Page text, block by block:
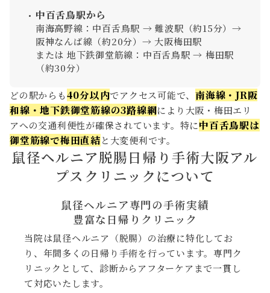
中百舌鳥駅から
南海高野線：中百舌鳥駅 → 難波駅（約15分）→
阪神なんば線（約20分）→ 大阪梅田駅
または 地下鉄御堂筋線：中百舌鳥駅 → 梅田駅
（約30分）
どの駅からも40分以内でアクセス可能で、 南海線・JR阪
和線・地下鉄御堂筋線の3路線網により大阪・梅田エリ
アへの交通利便性が確保されています。特に中百舌鳥駅は
御堂筋線で梅田直結と大変便利です。
鼠径ヘルニア脱腸日帰り手術大阪アル
プスクリニックについて
鼠径ヘルニア専門の手術実績
豊富な日帰りクリニック
当院は鼠径ヘルニア（脱腸）の治療に特化してお
り、年間多くの日帰り手術を行っています。専門ク
リニックとして、診断からアフターケアまで一貫し
て対応いたします。